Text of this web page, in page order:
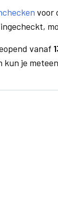
voor
vanaf
kun je